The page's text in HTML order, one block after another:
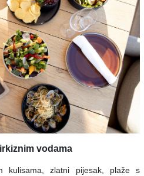
vodama
kulisama, zlatni pijesak, plaže s